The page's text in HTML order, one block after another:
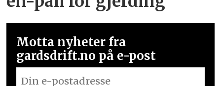
Motta nyheter fra
gardsdrift.no på e-post